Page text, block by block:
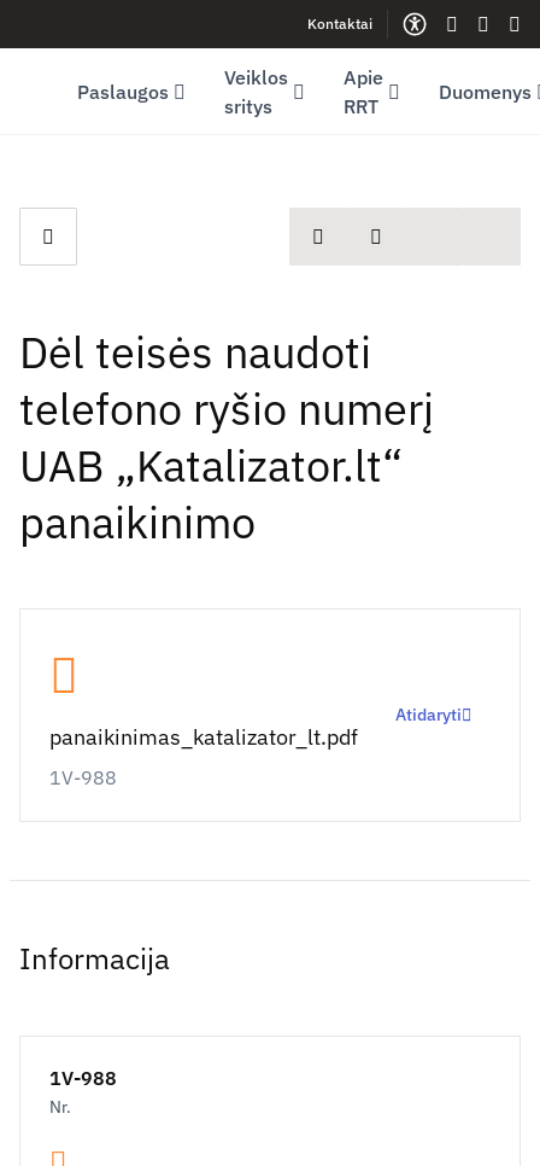
Youtube (opens in new window)Kontaktai
Gestų
Paslaugos
Veiklos
sritys
Apie
RRT
Duomenys
spausdintiDalintis
Dėl teisės naudoti
telefono ryšio numerį
UAB „Katalizator.lt“
panaikinimo
panaikinimas_katalizator_lt.pdf
1V-988
Atidaryti
Informacija
1V-988
Nr.